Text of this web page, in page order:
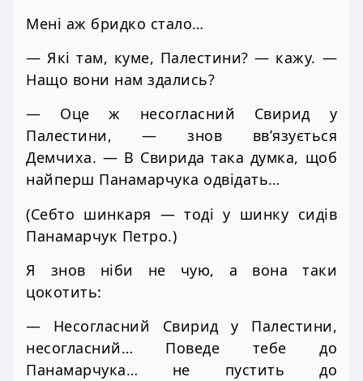
Мені аж бридко стало…
— Які там, куме, Палестини? — кажу. —
Нащо вони нам здались?
— Оце ж несогласний Свирид у
Палестини, — знов вв’язується
Демчиха. — В Свирида така думка, щоб
найперш Панамарчука одвідать…
(Себто шинкаря — тоді у шинку сидів
Панамарчук Петро.)
Я знов ніби не чую, а вона таки
цокотить:
— Несогласний Свирид у Палестини,
несогласний… Поведе тебе до
Панамарчука… не пустить до